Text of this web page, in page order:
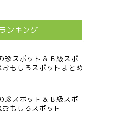
ンキング
珍スポット＆Ｂ級スポ
おもしろスポットまとめ
珍スポット＆Ｂ級スポ
おもしろスポット